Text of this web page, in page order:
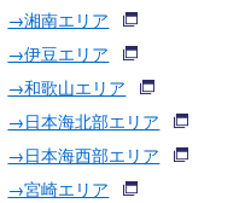
→湘南エリア
→伊豆エリア
→和歌山エリア
→日本海北部エリア
→日本海西部エリア
→宮崎エリア
沖縄